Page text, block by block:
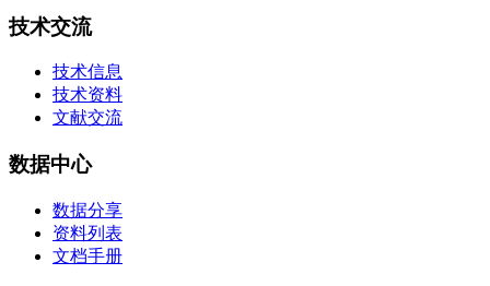
技术交流
技术信息
技术资料
文献交流
数据中心
数据分享
资料列表
文档手册